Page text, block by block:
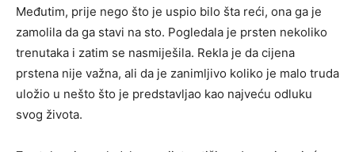
Međutim, prije nego što je uspio bilo šta reći, ona ga je
zamolila da ga stavi na sto. Pogledala je prsten nekoliko
trenutaka i zatim se nasmiješila. Rekla je da cijena
prstena nije važna, ali da je zanimljivo koliko je malo truda
uložio u nešto što je predstavljao kao najveću odluku
svog života.